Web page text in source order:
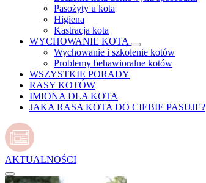
Pasożyty u kota
Higiena
Kastracja kota
WYCHOWANIE KOTA
Wychowanie i szkolenie kotów
Problemy behawioralne kotów
WSZYSTKIE PORADY
RASY KOTÓW
IMIONA DLA KOTA
JAKA RASA KOTA DO CIEBIE PASUJE?
AKTUALNOŚCI